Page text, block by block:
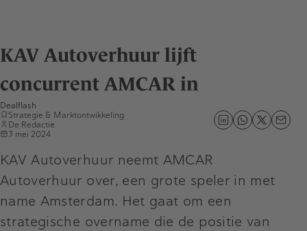
KAV Autoverhuur lijft
concurrent AMCAR in
Dealflash
Strategie & Marktontwikkeling
De Redactie
3 mei 2024
KAV Autoverhuur neemt AMCAR
Autoverhuur over, een grote speler in met
name Amsterdam. Het gaat om een
strategische overname die de positie van